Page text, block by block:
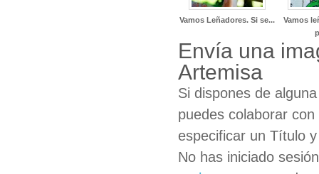
Vamos Leñadores. Si se...
Vamos
Envía una
Artemisa
Si dispones de
puedes colaborar
especificar un Título
No has iniciado